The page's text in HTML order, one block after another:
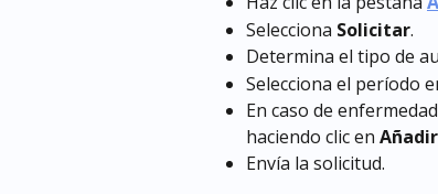
Selecciona Solicitar.
Determina el tipo de
Selecciona el período
En caso de
haciendo clic en
Envía la solicitud.